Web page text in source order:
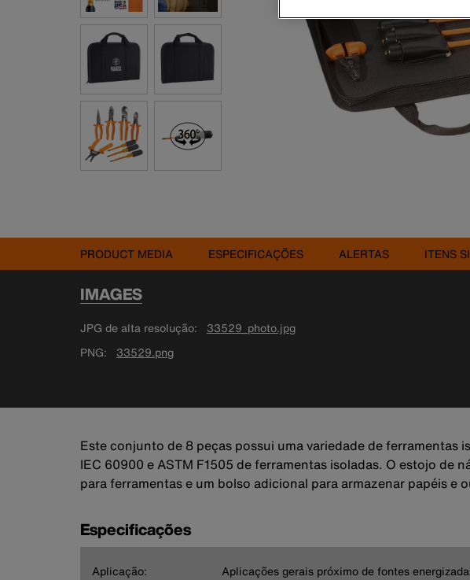
PRODUCT MEDIA ESPECIFICAÇÕES ALERTAS ITENS
IMAGES
JPG de alta resolução
33529_photo.jpg
PNG
33529.png
Este conjunto de 8 peças possui uma variedade de ferramentas
IEC 60900 e ASTM F1505 de ferramentas isoladas. O estojo
para ferramentas e um bolso adicional para armazenar papéis e
Especificações
Aplicação: Aplicações gerais próximo de fontes